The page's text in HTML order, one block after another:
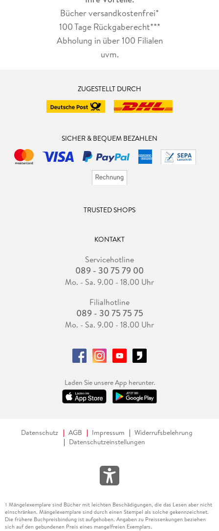
Bücher versandkostenfrei*
100 Tage Rückgaberecht***
Abholung in über 100 Filialen
uvm.
ZUGESTELLT DURCH
SICHER & BEQUEM BEZAHLEN
TRUSTED SHOPS
KONTAKT
Servicehotline
089 - 30 75 79 00
Mo. - Sa. 9.00 - 18.00 Uhr
Filialhotline
089 - 30 75 75 75
Mo. - Sa. 9.00 - 18.00 Uhr
Laden Sie unsere App herunter.
Datenschutz AGB Impressum
Widerrufsbelehrung
Datenschutzeinstellungen
1 Mängelexemplare sind Bücher mit leichten Beschädigungen, die das Lesen aber nicht
einschränken. Mängelexemplare sind durch einen Stempel als solche gekennzeichnet.
Die frühere Buchpreisbindung ist aufgehoben. Angaben zu Preissenkungen beziehen
sich auf den gebundenen Preis eines mangelfreien Exemplars.